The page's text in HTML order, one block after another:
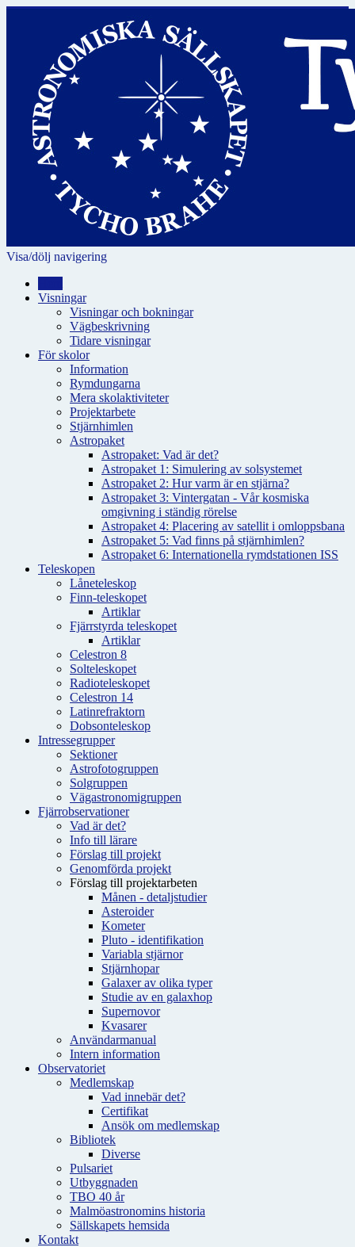
Visa/dölj navigering
Visningar
Visningar och bokningar
Vägbeskrivning
Tidare visningar
För skolor
Information
Rymdungarna
Mera skolaktiviteter
Projektarbete
Stjärnhimlen
Astropaket
Astropaket: Vad är det?
Astropaket 1: Simulering av solsystemet
Astropaket 2: Hur varm är en stjärna?
Astropaket 3: Vintergatan - Vår kosmiska
omgivning i ständig rörelse
Astropaket 4: Placering av satellit i omloppsbana
Astropaket 5: Vad finns på stjärnhimlen?
Astropaket 6: Internationella rymdstationen ISS
Teleskopen
Låneteleskop
Finn-teleskopet
Artiklar
Fjärrstyrda teleskopet
Artiklar
Celestron 8
Solteleskopet
Radioteleskopet
Celestron 14
Latinrefraktorn
Dobsonteleskop
Intressegrupper
Sektioner
Astrofotogruppen
Solgruppen
Vägastronomigruppen
Fjärrobservationer
Vad är det?
Info till lärare
Förslag till projekt
Genomförda projekt
Förslag till projektarbeten
Månen - detaljstudier
Asteroider
Kometer
Pluto - identifikation
Variabla stjärnor
Stjärnhopar
Galaxer av olika typer
Studie av en galaxhop
Supernovor
Kvasarer
Användarmanual
Intern information
Observatoriet
Medlemskap
Vad innebär det?
Certifikat
Ansök om medlemskap
Bibliotek
Diverse
Pulsariet
Utbyggnaden
TBO 40 år
Malmöastronomins historia
Sällskapets hemsida
Kontakt